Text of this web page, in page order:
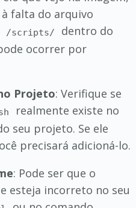
falta do arquivo
/scripts/
dentro do
ocorrer por
Projeto: Verifique se
realmente existe no
seu projeto. Se ele
precisará adicioná-lo.
: Pode ser que o
esteja incorreto no seu